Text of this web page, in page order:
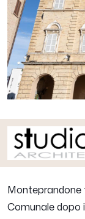
Monteprandone
Comunale dopo